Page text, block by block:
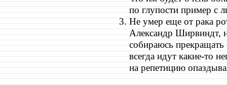
по глупости пример с
Не умер еще от рака
Александр Ширвиндт,
собираюсь прекращать
всегда идут какие-то
на репетицию